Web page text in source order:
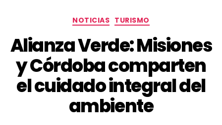
NOTICIAS TURISMO
Alianza Verde: Misiones
y Córdoba comparten
el cuidado integral del
ambiente